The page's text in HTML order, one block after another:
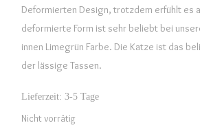
Deformierten Design, trotzdem erfühlt es
deformierte Form ist sehr beliebt bei
innen Limegrün Farbe. Die Katze ist das
der lässige Tassen.
Lieferzeit: 3-5 Tage
Nicht vorrätig